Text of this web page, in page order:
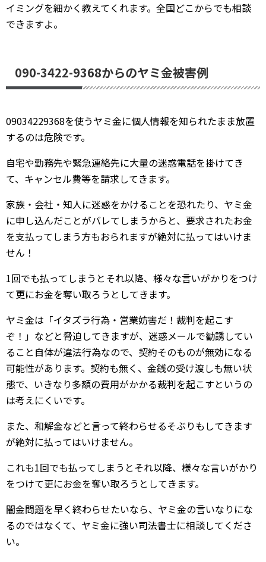
イミングを細かく教えてくれます。全国どこからでも相談
できますよ。
090-3422-9368からのヤミ金被害例
09034229368を使うヤミ金に個人情報を知られたまま放置
するのは危険です。
自宅や勤務先や緊急連絡先に大量の迷惑電話を掛けてき
て、キャンセル費等を請求してきます。
家族・会社・知人に迷惑をかけることを恐れたり、ヤミ金
に申し込んだことがバレてしまうからと、要求されたお金
を支払ってしまう方もおられますが絶対に払ってはいけま
せん！
1回でも払ってしまうとそれ以降、様々な言いがかりをつけ
て更にお金を奪い取ろうとしてきます。
ヤミ金は「イタズラ行為・営業妨害だ！裁判を起こす
ぞ！」などと脅迫してきますが、迷惑メールで勧誘してい
ること自体が違法行為なので、契約そのものが無効になる
可能性があります。契約も無く、金銭の受け渡しも無い状
態で、いきなり多額の費用がかかる裁判を起こすというの
は考えにくいです。
また、和解金などと言って終わらせるそぶりもしてきます
が絶対に払ってはいけません。
これも1回でも払ってしまうとそれ以降、様々な言いがかり
をつけて更にお金を奪い取ろうとしてきます。
闇金問題を早く終わらせたいなら、ヤミ金の言いなりにな
るのではなくて、ヤミ金に強い司法書士に相談してくださ
い。